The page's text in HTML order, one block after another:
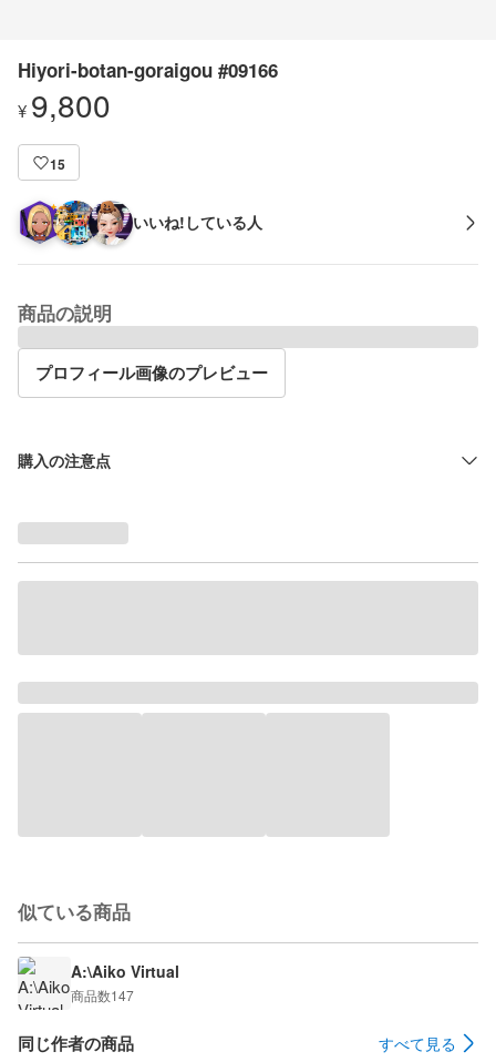
Hiyori-botan-goraigou #09166
¥ 9,800
15
いいね!している人
商品の説明
プロフィール画像のプレビュー
購入の注意点
似ている商品
A:\Aiko Virtual
商品数147
同じ作者の商品 すべて見る